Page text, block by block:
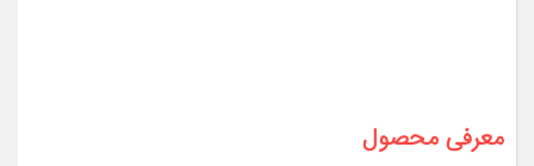
معرفی محصول